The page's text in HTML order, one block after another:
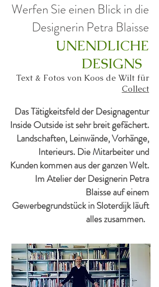
Werfen Sie einen Blick in die
Designerin Petra Blaisse
UNENDLICHE
DESIGNS
Text & Fotos von Koos de Wilt für
Collect
Das Tätigkeitsfeld der Designagentur
Inside Outside ist sehr breit gefächert.
Landschaften, Leinwände, Vorhänge,
Interieurs. Die Mitarbeiter und
Kunden kommen aus der ganzen Welt.
Im Atelier der Designerin Petra
Blaisse auf einem
Gewerbegrundstück in Sloterdijk läuft
alles zusammen.